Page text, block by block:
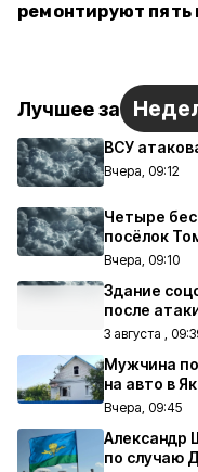
ремонтируют пять
Лучшее за
ВСУ
Вчера, 09:12
Четыре
посёлок
Вчера, 09:10
Здание
после
3 августа ,
Мужчина
на авто в
Вчера, 09:45
Александр
по случаю